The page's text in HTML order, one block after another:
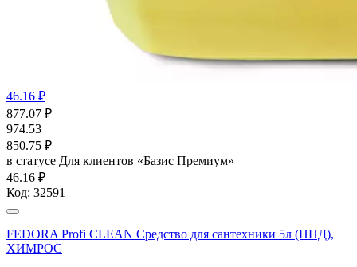
46.16 ₽
877.07 ₽
974.53
850.75 ₽
в статусе Для клиентов «Базис Премиум»
46.16 ₽
Код: 32591
FEDORA Profi CLEAN Средство для сантехники 5л (ПНД),
ХИМРОС